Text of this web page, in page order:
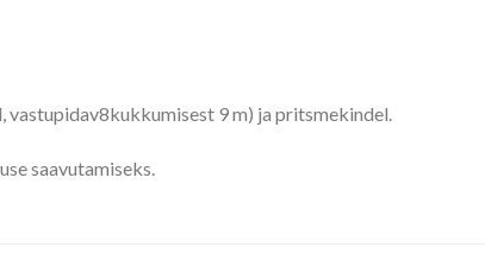
vastupidav8kukkumisest 9 m) ja pritsmekindel.
saavutamiseks.